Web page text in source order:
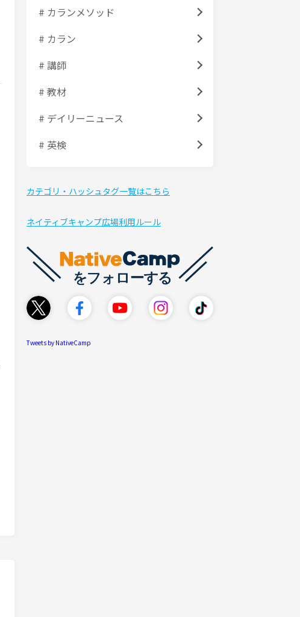
# カランメソッド
# カラン
# 講師
# 教材
# デイリーニュース
# 英検
カテゴリ・ハッシュタグ一覧はこちら
ネイティブキャンプ広場利用ルール
Tweets by NativeCamp